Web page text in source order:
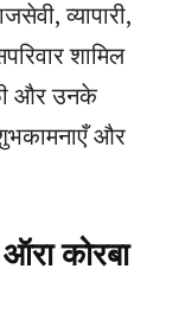
व्यापारी,
शामिल
और उनके
और
कोरबा